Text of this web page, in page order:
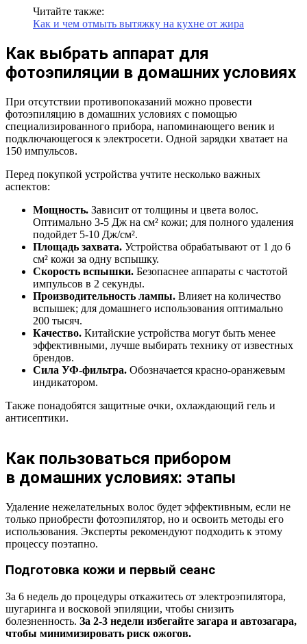
Читайте также:
Как и чем отмыть вытяжку на кухне от жира
Как выбрать аппарат для
фотоэпиляции в домашних условиях
При отсутствии противопоказаний можно провести
фотоэпиляцию в домашних условиях с помощью
специализированного прибора, напоминающего веник и
подключающегося к электросети. Одной зарядки хватает на
150 импульсов.
Перед покупкой устройства учтите несколько важных
аспектов:
Мощность. Зависит от толщины и цвета волос.
Оптимально 3-5 Дж на см² кожи; для полного удаления
подойдет 5-10 Дж/см².
Площадь захвата. Устройства обрабатывают от 1 до 6
см² кожи за одну вспышку.
Скорость вспышки. Безопаснее аппараты с частотой
импульсов в 2 секунды.
Производительность лампы. Влияет на количество
вспышек; для домашнего использования оптимально
200 тысяч.
Качество. Китайские устройства могут быть менее
эффективными, лучше выбирать технику от известных
брендов.
Сила УФ-фильтра. Обозначается красно-оранжевым
индикатором.
Также понадобятся защитные очки, охлаждающий гель и
антисептики.
Как пользоваться прибором
в домашних условиях: этапы
Удаление нежелательных волос будет эффективным, если не
только приобрести фотоэпилятор, но и освоить методы его
использования. Эксперты рекомендуют подходить к этому
процессу поэтапно.
Подготовка кожи и первый сеанс
За 6 недель до процедуры откажитесь от электроэпилятора,
шугаринга и восковой эпиляции, чтобы снизить
болезненность. За 2-3 недели избегайте загара и автозагара,
чтобы минимизировать риск ожогов.